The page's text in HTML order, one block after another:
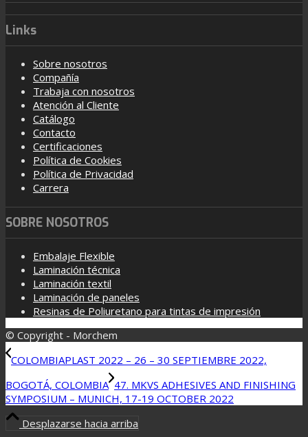
Links
Sobre nosotros
Compañía
Trabaja con nosotros
Atención al Cliente
Catálogo
Contacto
Certificaciones
Política de Cookies
Política de Privacidad
Carrera
SOBRE NOSOTROS
Embalaje Flexible
Laminación técnica
Laminación textil
Laminación de paneles
Resinas de Poliuretano para tintas de impresión
© Copyright - Morchem
COLOMBIAPLAST 2022 – 26 – 30 SEPTIEMBRE 2022,
BOGOTÁ, COLOMBIA 47. MKVS ADHESIVES AND FINISHING
SYMPOSIUM – MUNICH, 17-19 OCTOBER 2022
Desplazarse hacia arriba